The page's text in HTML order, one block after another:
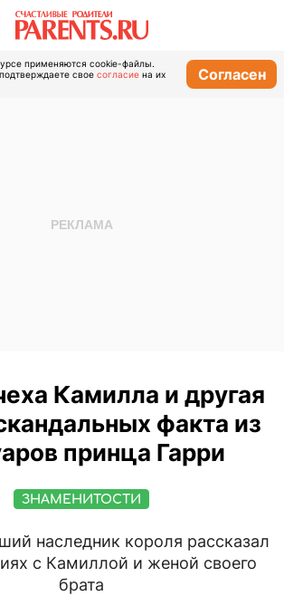
применяются cookie-файлы.
свое согласие на их
Согласен
Камилла и другая
факта из
принца Гарри
ЗНАМЕНИТОСТИ
наследник короля рассказал
с Камиллой и женой своего
брата